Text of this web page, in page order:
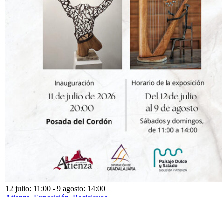
12 julio: 11:00 - 9 agosto: 14:00